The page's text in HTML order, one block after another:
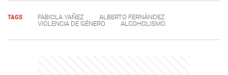
TAGS FABIOLA YAÑEZ
ALBERTO FERNÁNDEZ
VIOLENCIA DE GÉNERO
ALCOHOLISMO